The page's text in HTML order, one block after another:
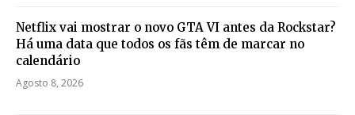
Netflix vai mostrar o novo GTA VI antes da Rockstar?
Há uma data que todos os fãs têm de marcar no
calendário
Agosto 8, 2026